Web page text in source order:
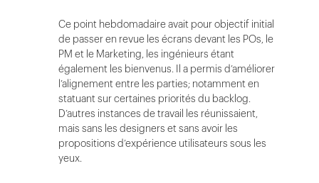
Ce point hebdomadaire avait pour objectif initial
de passer en revue les écrans devant les POs, le
PM et le Marketing, les ingénieurs étant
également les bienvenus. Il a permis d’améliorer
l’alignement entre les parties; notamment en
statuant sur certaines priorités du backlog.
D’autres instances de travail les réunissaient,
mais sans les designers et sans avoir les
propositions d’expérience utilisateurs sous les
yeux.